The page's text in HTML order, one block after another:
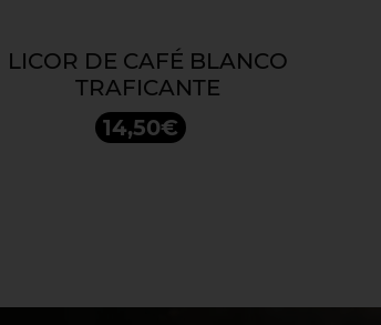
LICOR DE CAFÉ BLANCO
TRAFICANTE
14,50€